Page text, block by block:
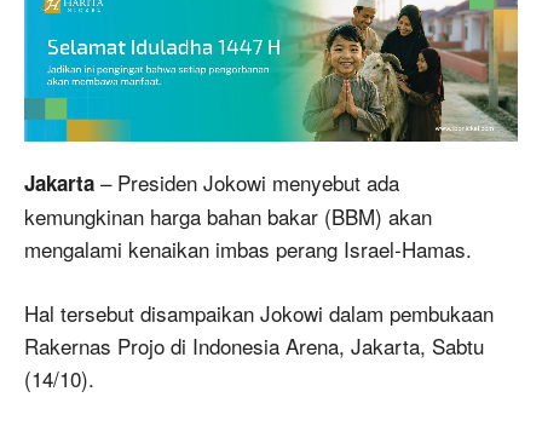
Jakarta – Presiden Jokowi menyebut ada
kemungkinan harga bahan bakar (BBM) akan
mengalami kenaikan imbas perang Israel-Hamas.
Hal tersebut disampaikan Jokowi dalam pembukaan
Rakernas Projo di Indonesia Arena, Jakarta, Sabtu
(14/10).